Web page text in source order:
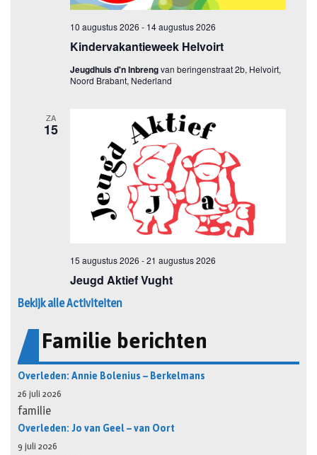
Bekijk alle Activiteiten
Familie berichten
Overleden: Annie Bolenius – Berkelmans
26 juli 2026
familie
Overleden: Jo van Geel – van Oort
9 juli 2026